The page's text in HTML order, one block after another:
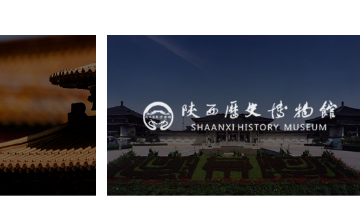
博物馆
文创商城
营
文化艺术 博物馆
智慧博物馆
博物馆网站建设
景区网站建设